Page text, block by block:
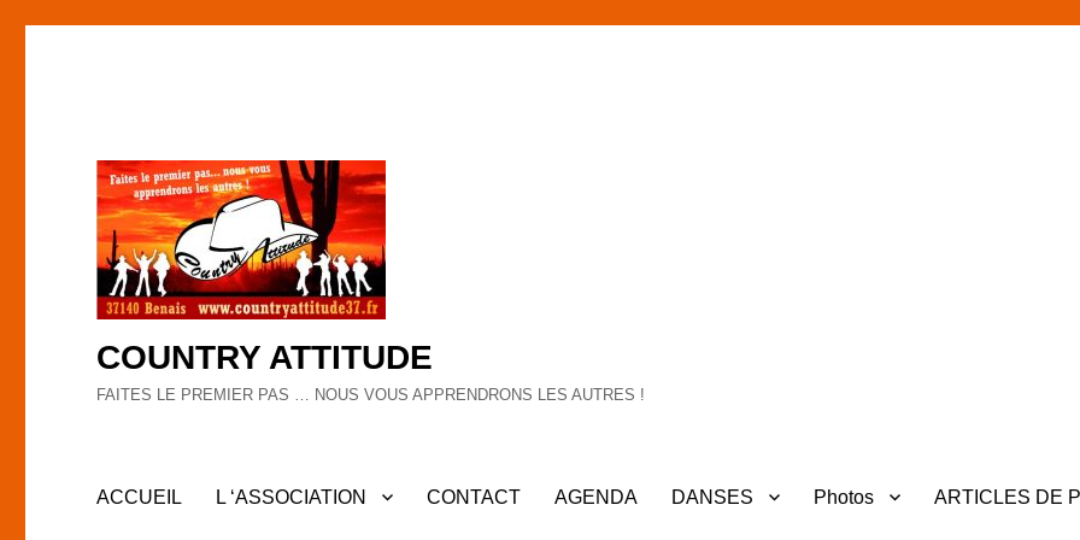
COUNTRY ATTITUDE
FAITES LE PREMIER PAS … NOUS VOUS APPRENDRONS LES AUTRES !
ACCUEIL L ‘ASSOCIATION CONTACT AGENDA DANSES Photos ARTICLES DE